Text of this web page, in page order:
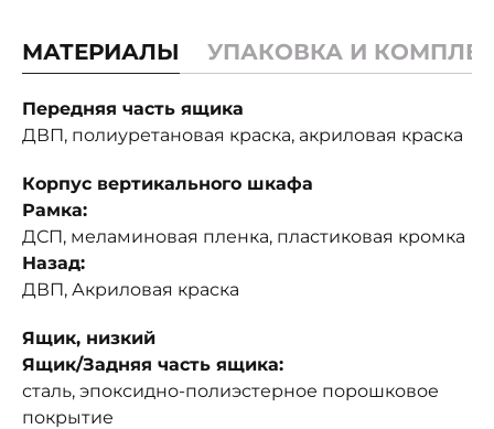
МАТЕРИАЛЫ УПАКОВКА И
Передняя часть ящика
ДВП, полиуретановая краска, акриловая краска
Корпус вертикального шкафа
Рамка:
ДСП, меламиновая пленка, пластиковая кромка
Назад:
ДВП, Акриловая краска
Ящик, низкий
Ящик/Задняя часть ящика:
сталь, эпоксидно-полиэстерное порошковое
покрытие